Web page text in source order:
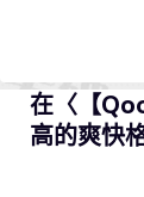
在〈【
高的爽快